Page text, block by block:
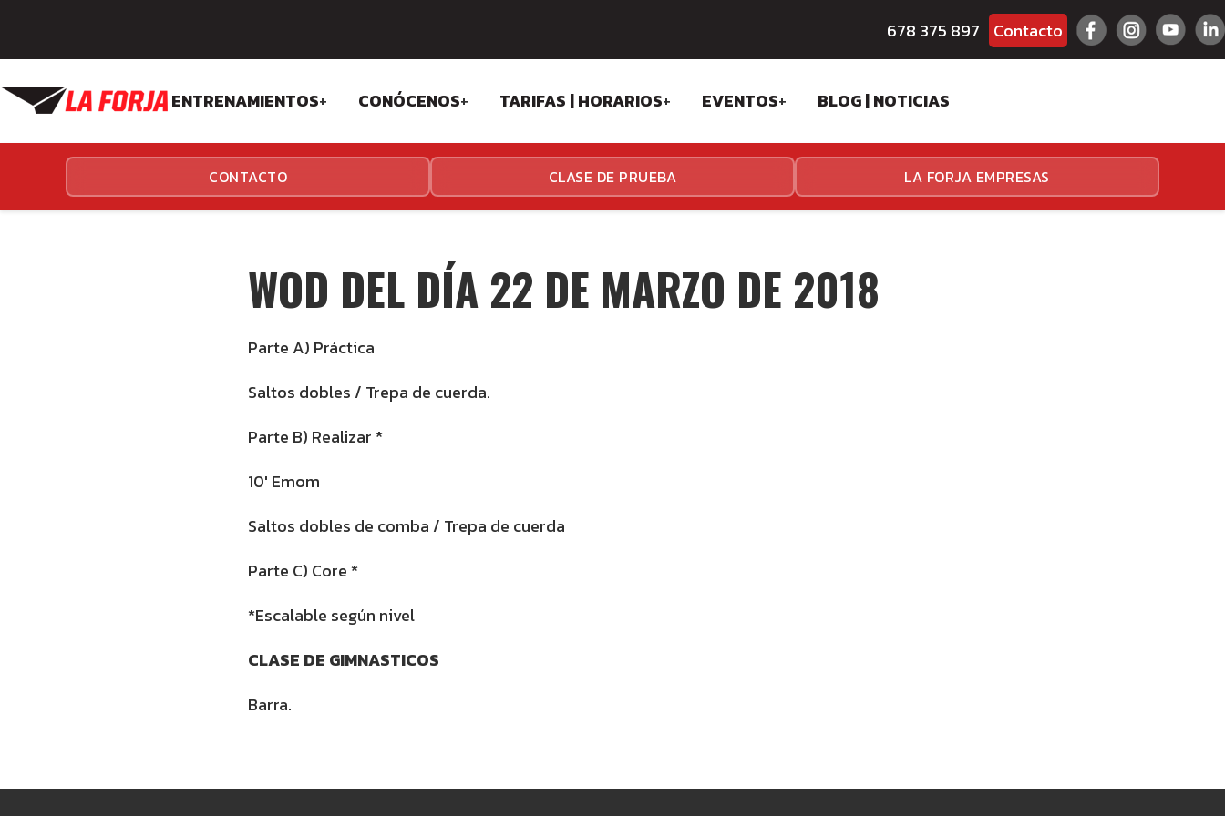
Contacto
678 375 897
Skip
to
ENTRENAMIENTOS+
CROSSFIT
FUNCIONALES
CONÓCENOS+
FILOSOFÍA
EQUIPO
TARIFAS | HORARIOS+
TARIFAS ESTADIO
TARIFAS ALGABA
HORARIOS ALGABA
EVENTOS+
SPARK GAMES
ANDALUSI CHALLENGER
BLOG | NOTICIAS
CONTACTO CLASE DE PRUEBA LA FORJA EMPRESAS
WOD DEL DÍA 22 DE MARZO DE 2018
Parte A) Práctica
Saltos dobles / Trepa de cuerda.
Parte B) Realizar *
10′ Emom
Saltos dobles de comba / Trepa de cuerda
Parte C) Core *
*Escalable según nivel
CLASE DE GIMNASTICOS
Barra.